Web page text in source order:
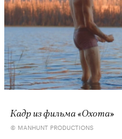
Кадр из фильма «Охота»
© MANHUNT PRODUCTIONS